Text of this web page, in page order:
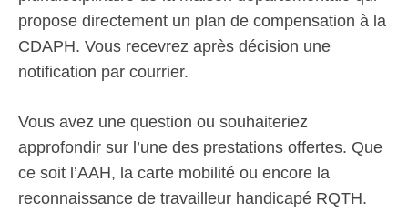
propose directement un plan de compensation à la
CDAPH. Vous recevrez après décision une
notification par courrier.
Vous avez une question ou souhaiteriez
approfondir sur l’une des prestations offertes. Que
ce soit l’AAH, la carte mobilité ou encore la
reconnaissance de travailleur handicapé RQTH.